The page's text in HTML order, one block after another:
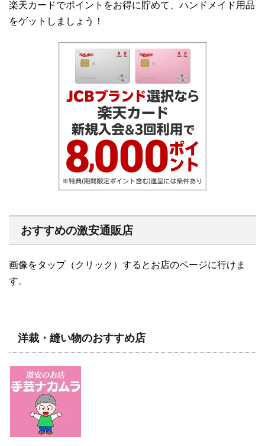
楽天カードでポイントをお得に貯めて、ハンドメイド用品
をゲットしましょう！
おすすめの激安通販店
画像をタップ（クリック）するとお店のページに行けま
す。
洋裁・縫い物のおすすめ店